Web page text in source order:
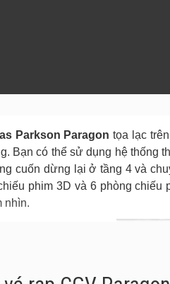
Parkson Paragon tọa lạc
Bạn có thể sử dụng hệ thống
cuốn dừng lại ở tầng 4 và
phim 3D và 6 phòng
nhìn.